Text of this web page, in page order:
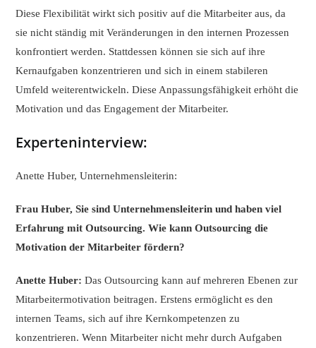
Diese Flexibilität wirkt sich positiv auf die Mitarbeiter aus, da
sie nicht ständig mit Veränderungen in den internen Prozessen
konfrontiert werden. Stattdessen können sie sich auf ihre
Kernaufgaben konzentrieren und sich in einem stabileren
Umfeld weiterentwickeln. Diese Anpassungsfähigkeit erhöht die
Motivation und das Engagement der Mitarbeiter.
Experteninterview:
Anette Huber, Unternehmensleiterin:
Frau Huber, Sie sind Unternehmensleiterin und haben viel
Erfahrung mit Outsourcing. Wie kann Outsourcing die
Motivation der Mitarbeiter fördern?
Anette Huber: Das Outsourcing kann auf mehreren Ebenen zur
Mitarbeitermotivation beitragen. Erstens ermöglicht es den
internen Teams, sich auf ihre Kernkompetenzen zu
konzentrieren. Wenn Mitarbeiter nicht mehr durch Aufgaben